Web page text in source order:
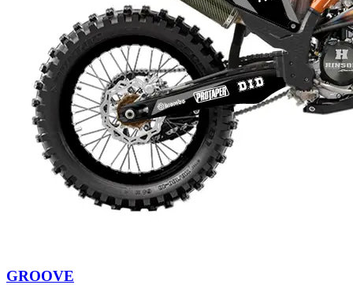
GROOVE